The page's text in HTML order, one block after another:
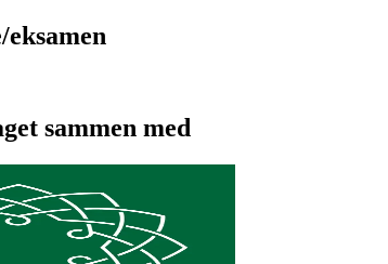
sammen med